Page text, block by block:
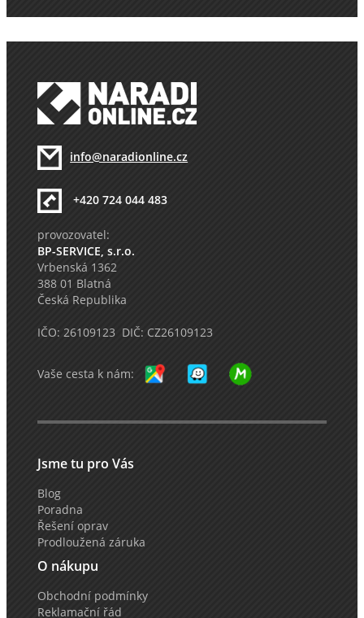
info@naradionline.cz
+420 724 044 483
provozovatel:
BP-SERVICE, s.r.o.
Vrbenská 1362
388 01 Blatná
Česká Republika
IČO: 26109123 DIČ: CZ26109123
Vaše cesta k nám:
Jsme tu pro Vás
Blog
Poradna
Řešení oprav
Prodloužená záruka
O nákupu
Obchodní podmínky
Reklamační řád